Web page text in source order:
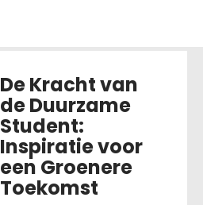
De Kracht van
de Duurzame
Student:
Inspiratie voor
een Groenere
Toekomst